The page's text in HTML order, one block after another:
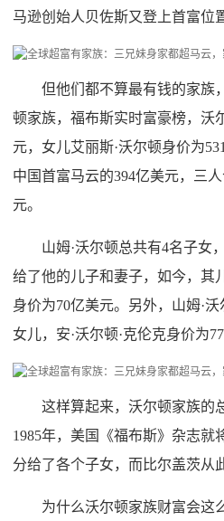
马逊创始人贝佐斯又登上首富位
但他们都不算最有钱的家族
顿家族，福布斯实时富豪榜，沃
元，女儿艾丽斯·沃尔顿身价为
中国首富马云的394亿美元，三
元。
山姆·沃尔顿总共有4名子女
给了他的儿子和妻子，如今，其
身价为70亿美元。另外，山姆·
女儿，安·沃尔顿·克伦克身价为
这样算起来，沃尔顿家族的
1985年，美国《福布斯》杂志就
分给了各个子女，而比尔盖茨从
为什么沃尔顿家族财富会这